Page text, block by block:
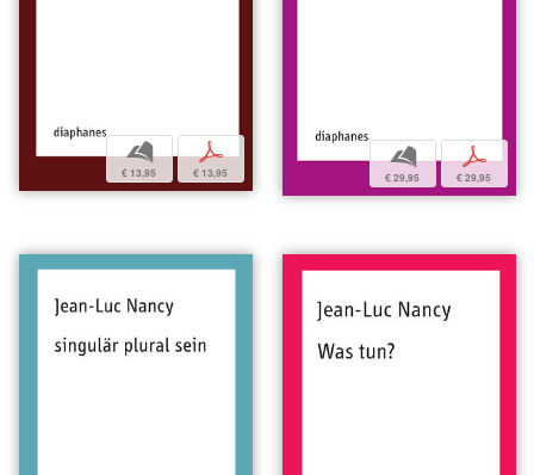
b
€ 13,95
p
€ 13,95
b
€ 29,95
p
€ 29,95